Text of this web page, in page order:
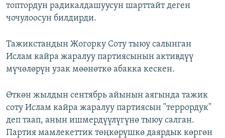
топтордун радикалдашуусун шарттайт деген
чочулоосун билдирди.
Тажикстандын Жогорку Соту тыюу салынган
Ислам кайра жаралуу партиясынын активдүү
мүчөлөрүн узак мөөнөткө абакка кескен.
Өткөн жылдын сентябрь айынын аягында тажик
соту Ислам кайра жаралуу партиясын "террордук"
деп таап, анын ишмердүүлүгүнө тыюу салган.
Партия мамлекеттик төңкөрүшкө даярдык көргөн